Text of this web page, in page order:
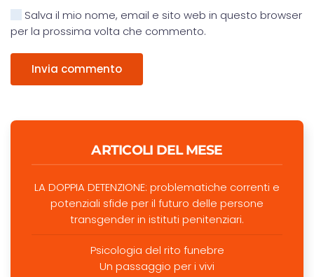
Salva il mio nome, email e sito web in questo browser
per la prossima volta che commento.
Invia commento
ARTICOLI DEL MESE
LA DOPPIA DETENZIONE: problematiche correnti e
potenziali sfide per il futuro delle persone
transgender in istituti penitenziari.
Psicologia del rito funebre
Un passaggio per i vivi